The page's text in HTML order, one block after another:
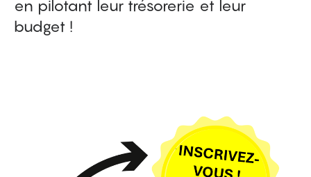
en pilotant leur trésorerie et leur
budget !